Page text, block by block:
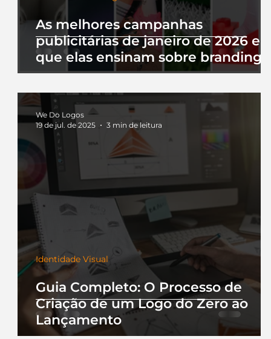
As melhores campanhas
publicitárias de janeiro de 2026 e
que elas ensinam sobre branding
Guia Completo: O Processo de
Criação de um Logo do Zero ao
Lançamento
Identidade Visual
We Do Logos
19 de jul. de 2025
3 min de leitura